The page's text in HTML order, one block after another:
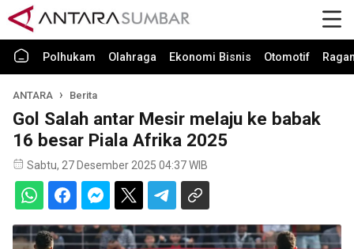
Polhukam Olahraga Ekonomi Bisnis Otomotif
ANTARA Berita
Gol Salah antar Mesir melaju ke babak
16 besar Piala Afrika 2025
Sabtu, 27 Desember 2025 04:37 WIB